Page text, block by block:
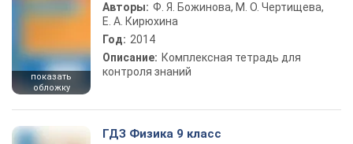
показать
обложку
Авторы: Ф. Я. Божинова, М. О. Чертищева,
Е. А. Кирюхина
Год: 2014
Описание: Комплексная тетрадь для
контроля знаний
ГДЗ Физика 9 класс